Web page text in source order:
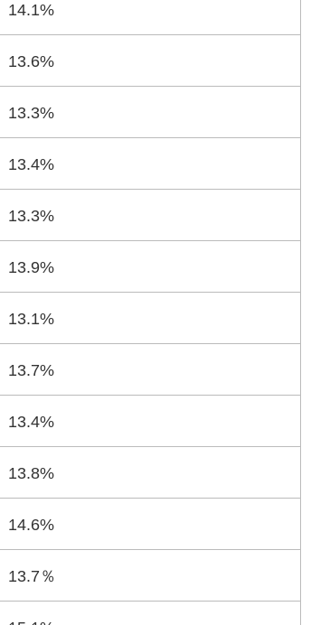
14.1%
13.6%
13.3%
13.4%
13.3%
13.9%
13.1%
13.7%
13.4%
13.8%
14.6%
13.7％